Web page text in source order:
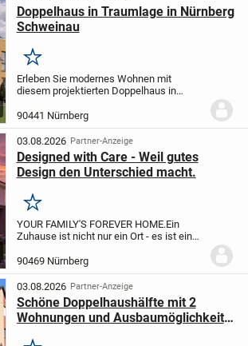
Doppelhaus in Traumlage in Nürnberg
Schweinau
Merken
Erleben Sie modernes Wohnen mit
diesem projektierten Doppelhaus in
attraktiven Wohngebiet. Die großzügige
Doppelhaushälfte verfügt über 130 m²
Wohnfläche, verteilt auf...
90441 Nürnberg
03.08.2026 Partner-Anzeige
Designed with Care - Weil gutes
Design den Unterschied macht.
Merken
YOUR FAMILY'S FOREVER HOME.Ein
Zuhause ist nicht nur ein Ort - es ist ein
und eine Zukunft, die du selbst gestalten
kannst.Mit White&Black bekommst du
mehr...
90469 Nürnberg
03.08.2026 Partner-Anzeige
Schöne Doppelhaushälfte mit 2
Wohnungen und Ausbaumöglichkeit